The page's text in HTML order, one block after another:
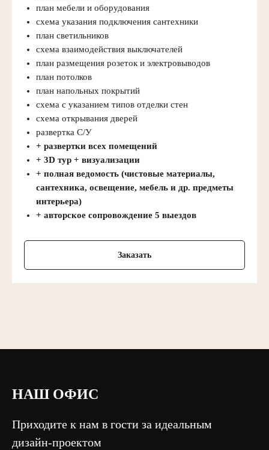
план мебели и оборудования
схема указания подключения сантехники
план светильников
схема взаимодействия выключателей
план размещения розеток и электровыводов
план потолков
план напольных покрытий
схема с указанием типов отделки стен
схема открывания дверей
развертка С/У
+ развертки всех помещений
+ 3D тур + визуализации
+ полная ведомость (чистовые материалы,
сантехника, освещение, мебель и др. предметы
интерьера)
+ авторское сопровождение 5 выездов
Заказать
НАШ ОФИС
Приходите к нам в гости за идеальным
дизайн-проектом